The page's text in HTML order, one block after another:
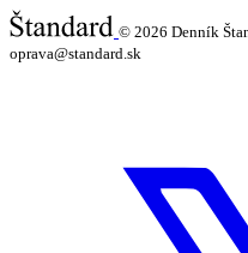
© 2026 Denník
oprava@standard.sk